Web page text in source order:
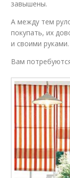
завышены.
А между тем
покупать, их
и своими руками.
Вам